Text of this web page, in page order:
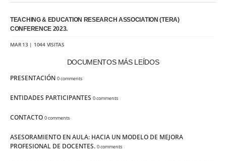
TEACHING & EDUCATION RESEARCH ASSOCIATION (TERA)
CONFERENCE 2023.
MAR 13 | 1044 VISITAS
DOCUMENTOS MÁS LEÍDOS
PRESENTACIÓN 0 comments
ENTIDADES PARTICIPANTES 0 comments
CONTACTO 0 comments
ASESORAMIENTO EN AULA: HACIA UN MODELO DE MEJORA
PROFESIONAL DE DOCENTES. 0 comments